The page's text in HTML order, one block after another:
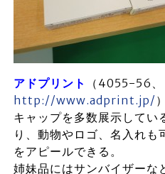
アドプリント
（4055-56、
http://www.adprint.jp/
キャップを多数展示してい
り、動物やロゴ、名入れも
をアピールできる。
姉妹品にはサンバイザーな